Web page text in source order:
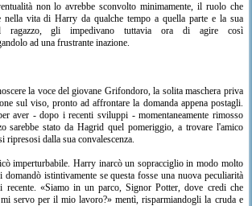
non lo avrebbe sconvolto minimamente, il ruolo che
nella vita di Harry da qualche tempo a quella parte e la sua
ragazzo, gli impedivano tuttavia ora di agire così
ad una frustrante inazione.
la voce del giovane Grifondoro, la solita maschera priva
sul viso, pronto ad affrontare la domanda appena postagli.
aver - dopo i recenti sviluppi - momentaneamente rimosso
sarebbe stato da Hagrid quel pomeriggio, a trovare l'amico
ripresosi dalla sua convalescenza.
imperturbabile. Harry inarcò un sopracciglio in modo molto
istintivamente se questa fosse una nuova peculiarità
recente. «Siamo in un parco, Signor Potter, dove credi che
servo per il mio lavoro?» mentì, risparmiandogli la cruda e